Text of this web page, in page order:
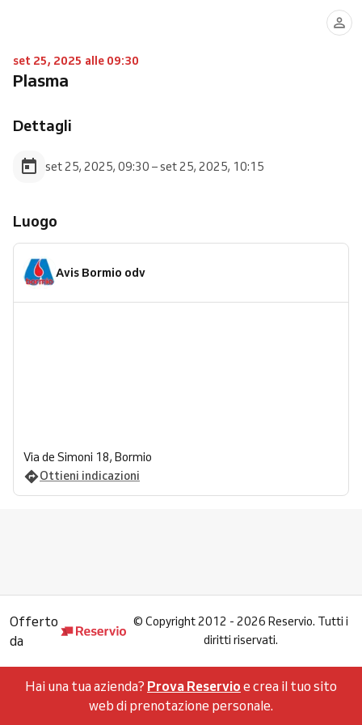
set 25, 2025 alle 09:30
Plasma
Dettagli
set 25, 2025, 09:30 – set 25, 2025, 10:15
Luogo
Avis Bormio odv
Via de Simoni 18, Bormio
Ottieni indicazioni
Offerto
da
© Copyright 2012 - 2026 Reservio. Tutti i
diritti riservati.
Hai una tua azienda? Prova Reservio e crea il tuo sito
web di prenotazione personale.